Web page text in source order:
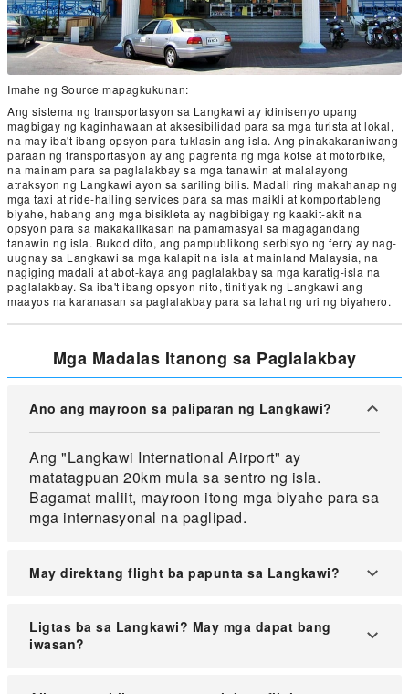
Imahe ng Source mapagkukunan:
Ang sistema ng transportasyon sa Langkawi ay idinisenyo upang
magbigay ng kaginhawaan at aksesibilidad para sa mga turista at lokal,
na may iba't ibang opsyon para tuklasin ang isla. Ang pinakakaraniwang
paraan ng transportasyon ay ang pagrenta ng mga kotse at motorbike,
na mainam para sa paglalakbay sa mga tanawin at malalayong
atraksyon ng Langkawi ayon sa sariling bilis. Madali ring makahanap ng
mga taxi at ride-hailing services para sa mas maikli at komportableng
biyahe, habang ang mga bisikleta ay nagbibigay ng kaakit-akit na
opsyon para sa makakalikasan na pamamasyal sa magagandang
tanawin ng isla. Bukod dito, ang pampublikong serbisyo ng ferry ay nag-
uugnay sa Langkawi sa mga kalapit na isla at mainland Malaysia, na
nagiging madali at abot-kaya ang paglalakbay sa mga karatig-isla na
paglalakbay. Sa iba't ibang opsyon nito, tinitiyak ng Langkawi ang
maayos na karanasan sa paglalakbay para sa lahat ng uri ng biyahero.
Mga Madalas Itanong sa Paglalakbay
Ano ang mayroon sa paliparan ng Langkawi?
Ang "Langkawi International Airport" ay
matatagpuan 20km mula sa sentro ng isla.
Bagamat maliit, mayroon itong mga biyahe para sa
mga internasyonal na paglipad.
May direktang flight ba papunta sa Langkawi?
Sa kasamaang-palad, walang direktang flight mula
Pilipinas papunta sa Langkawi. Kailangan mong
Ligtas ba sa Langkawi? May mga dapat bang
iwasan?